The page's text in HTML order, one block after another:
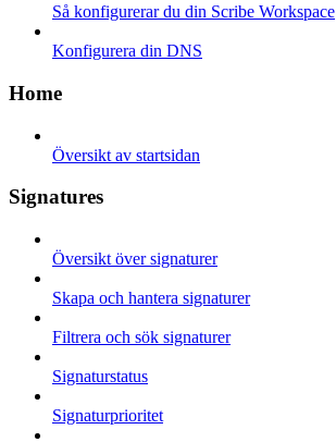
Så konfigurerar du din Scribe Workspace
Konfigurera din DNS
Home
Översikt av startsidan
Signatures
Översikt över signaturer
Skapa och hantera signaturer
Filtrera och sök signaturer
Signaturstatus
Signaturprioritet